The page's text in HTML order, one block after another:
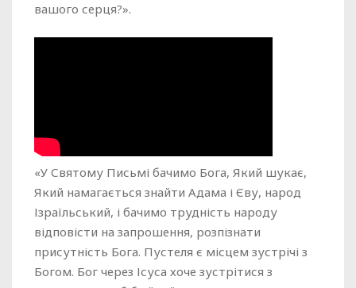
вашого серця?».
«У Святому Письмі бачимо Бога, Який шукає,
Який намагається знайти Адама і Єву, народ
Ізраїльський, і бачимо трудність народу
відповісти на запрошення, розпізнати
присутність Бога. Пустеля є місцем зустрічі з
Богом. Бог через Ісуса хоче зустрітися з